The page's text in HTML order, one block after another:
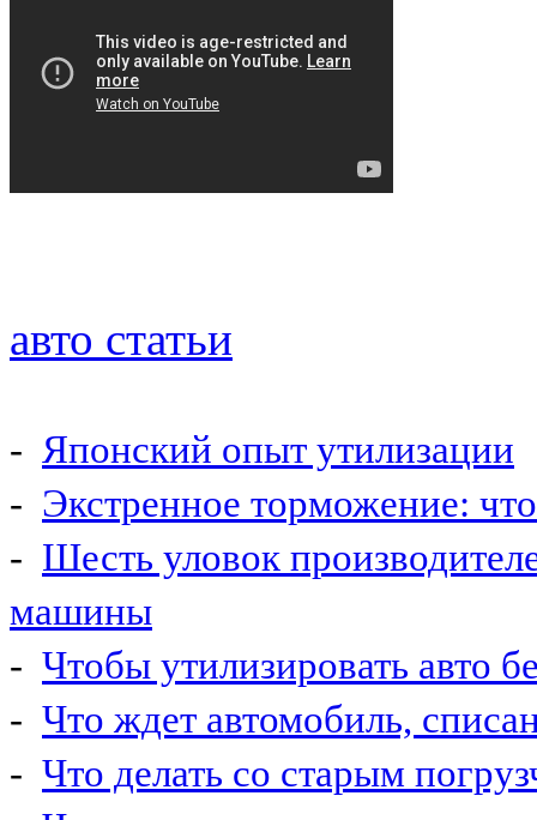
авто статьи
- Японский опыт утилизации
- Экстренное торможение:
- Шесть уловок
машины
- Чтобы утилизировать авто
- Что ждет автомобиль,
- Что делать со старым